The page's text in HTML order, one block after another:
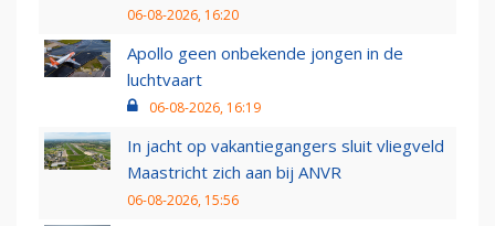
06-08-2026, 16:20
Apollo geen onbekende jongen in de
luchtvaart
06-08-2026, 16:19
In jacht op vakantiegangers sluit vliegveld
Maastricht zich aan bij ANVR
06-08-2026, 15:56